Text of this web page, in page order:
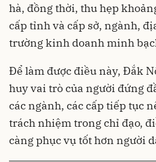
hà, đồng thời, thu hẹp
cấp tỉnh và cấp sở, ngành,
trường kinh doanh minh
Để làm được điều này, Đắk
huy vai trò của người đứng
các ngành, các cấp tiếp tục
trách nhiệm trong chỉ đạo,
càng phục vụ tốt hơn người